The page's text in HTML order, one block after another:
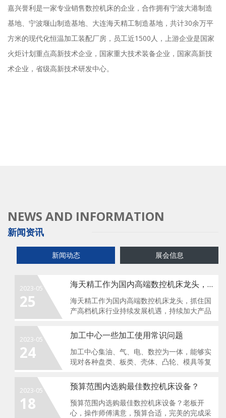
嘉兴誉利是一家专业销售数控机床的企业，合作拥有宁波大港制造
基地、宁波堰山制造基地、大连海天精工制造基地，共计30余万平
方米的现代化恒温加工装配厂房，员工近1500人，上游企业是国家
火炬计划重点高新技术企业，国家重大技术装备企业，国家高新技
术企业，省级高新技术研发中心。
NEWS AND INFORMATION
新闻资讯
新闻动态 展会信息
2023-05
25
海天精工作为国内高端数控机床龙头，规模优势明显
海天精工作为国内高端数控机床龙头，抓住国
产高档机床行业持续发展机遇，持续加大产品
国...
2023-05
24
加工中心一些加工使用常识问题
加工中心集油、气、电、数控为一体，能够实
现对各种盘类、板类、壳体、凸轮、模具等复
扩...
2023-05
18
预算范围内选购最佳数控机床设备？
预算范围内选购最佳数控机床设备？老板开
心，操作师傅满意，预算合适，完美的完成采